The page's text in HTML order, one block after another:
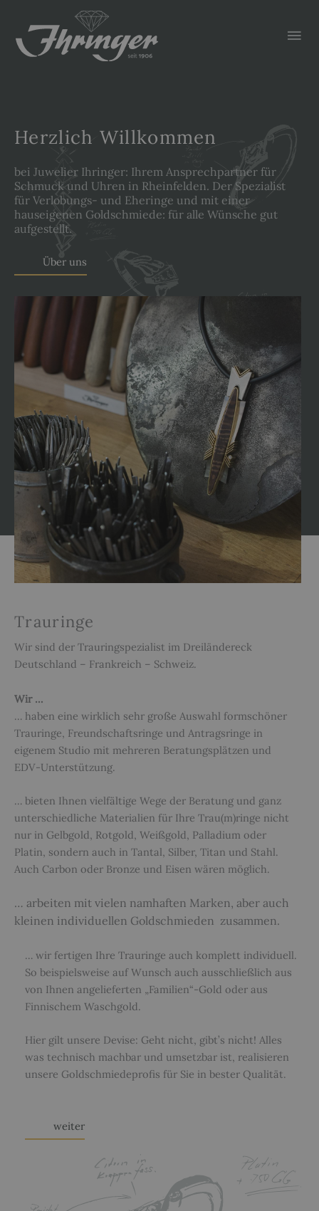
springen
Herzlich Willkommen
bei Juwelier Ihringer: Ihrem Ansprechpartner für
Schmuck und Uhren in Rheinfelden. Der Spezialist
für Verlobungs- und Eheringe und mit einer
hauseigenen Goldschmiede: für alle Wünsche gut
aufgestellt.
Über uns
Trauringe
Wir sind der Trauringspezialist im Dreiländereck
Deutschland – Frankreich – Schweiz.
Wir …
… haben eine wirklich sehr große Auswahl formschöner
Trauringe, Freundschaftsringe und Antragsringe in
eigenem Studio mit mehreren Beratungsplätzen und
EDV-Unterstützung.
… bieten Ihnen vielfältige Wege der Beratung und ganz
unterschiedliche Materialien für Ihre Trau(m)ringe nicht
nur in Gelbgold, Rotgold, Weißgold, Palladium oder
Platin, sondern auch in Tantal, Silber, Titan und Stahl.
Auch Carbon oder Bronze und Eisen wären möglich.
… arbeiten mit vielen namhaften Marken, aber auch
kleinen individuellen Goldschmieden zusammen.
… wir fertigen Ihre Trauringe auch komplett individuell.
So beispielsweise auf Wunsch auch ausschließlich aus
von Ihnen angelieferten „Familien“-Gold oder aus
Finnischem Waschgold.
Hier gilt unsere Devise: Geht nicht, gibt’s nicht! Alles
was technisch machbar und umsetzbar ist, realisieren
unsere Goldschmiedeprofis für Sie in bester Qualität.
weiter